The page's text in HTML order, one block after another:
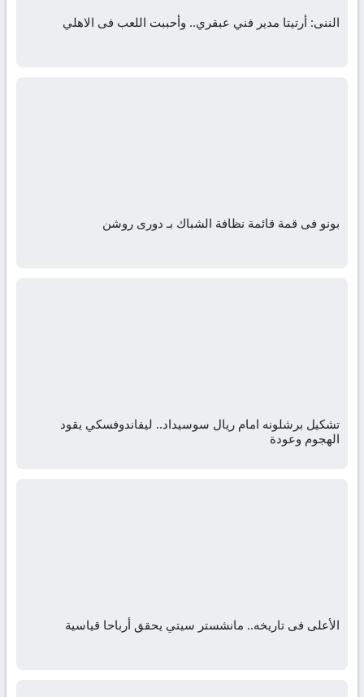
الننى: أرتيتا مدير فني عبقري.. وأحببت اللعب فى الاهلي
بونو فى قمة قائمة نظافة الشباك بـ دورى روشن
تشكيل برشلونه امام ريال سوسيداد.. ليفاندوفسكي يقود
الهجوم وعودة
الأعلى فى تاريخه.. مانشستر سيتي يحقق أرباحا قياسية